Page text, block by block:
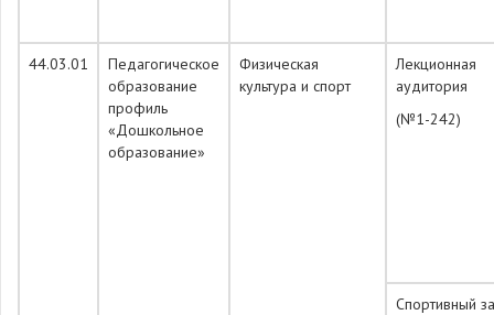
44.03.01
Педагогическое
образование
профиль
«Дошкольное
образование»
Физическая
культура и спорт
Лекционная
аудитория
(№1-242)
Спортивный